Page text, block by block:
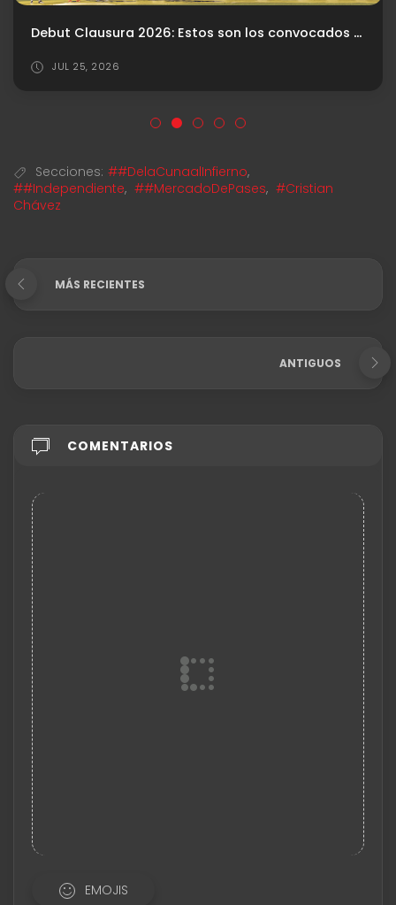
Debut Clausura 2026: Estos son los convocados para visitar a Estudiantes (LP)
JUL 25, 2026
Secciones: ##DelaCunaalInfierno,
##Independiente, ##MercadoDePases, #Cristian
Chávez
MÁS RECIENTES
ANTIGUOS
COMENTARIOS
EMOJIS